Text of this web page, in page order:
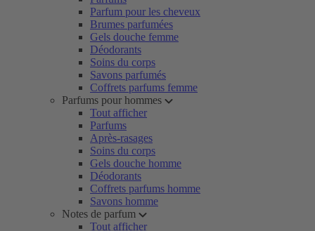
Parfum pour les cheveux
Brumes parfumées
Gels douche femme
Déodorants
Soins du corps
Savons parfumés
Coffrets parfums femme
Parfums pour hommes
Tout afficher
Parfums
Après-rasages
Soins du corps
Gels douche homme
Déodorants
Coffrets parfums homme
Savons homme
Notes de parfum
Tout afficher